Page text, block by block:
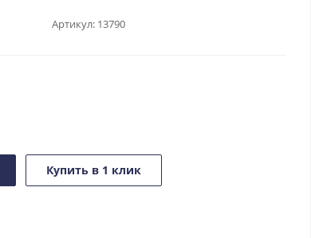
Артикул: 13790
Купить в 1 клик